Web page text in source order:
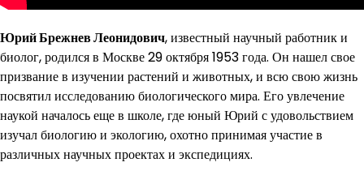
Юрий Брежнев Леонидович, известный научный работник и
биолог, родился в Москве 29 октября 1953 года. Он нашел свое
призвание в изучении растений и животных, и всю свою жизнь
посвятил исследованию биологического мира. Его увлечение
наукой началось еще в школе, где юный Юрий с удовольствием
изучал биологию и экологию, охотно принимая участие в
различных научных проектах и экспедициях.